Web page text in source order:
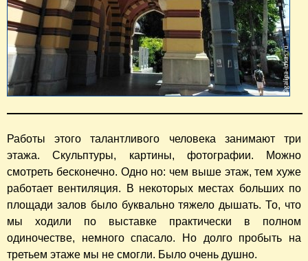
Работы этого талантливого человека занимают три
этажа. Скульптуры, картины, фотографии. Можно
смотреть бесконечно. Одно но: чем выше этаж, тем хуже
работает вентиляция. В некоторых местах больших по
площади залов было буквально тяжело дышать. То, что
мы ходили по выставке практически в полном
одиночестве, немного спасало. Но долго пробыть на
третьем этаже мы не смогли. Было очень душно.